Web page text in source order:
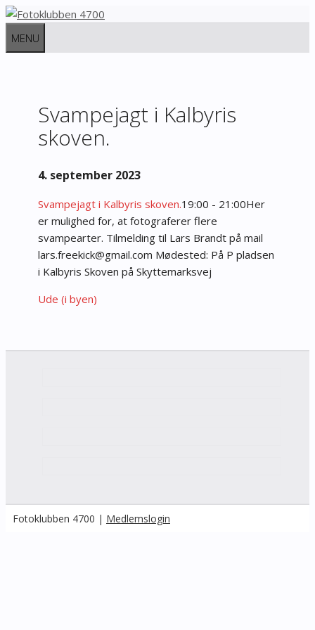
Hop
MENU
Svampejagt i Kalbyris
skoven.
4. september 2023
Svampejagt i Kalbyris skoven.19:00 - 21:00Her
er mulighed for, at fotograferer flere
svampearter. Tilmelding til Lars Brandt på mail
moc.l
iamg@
kcike
erf.s
ral
Mødested: På P pladsen
i Kalbyris Skoven på Skyttemarksvej
Ude (i byen)
Fotoklubben 4700 | Medlemslogin